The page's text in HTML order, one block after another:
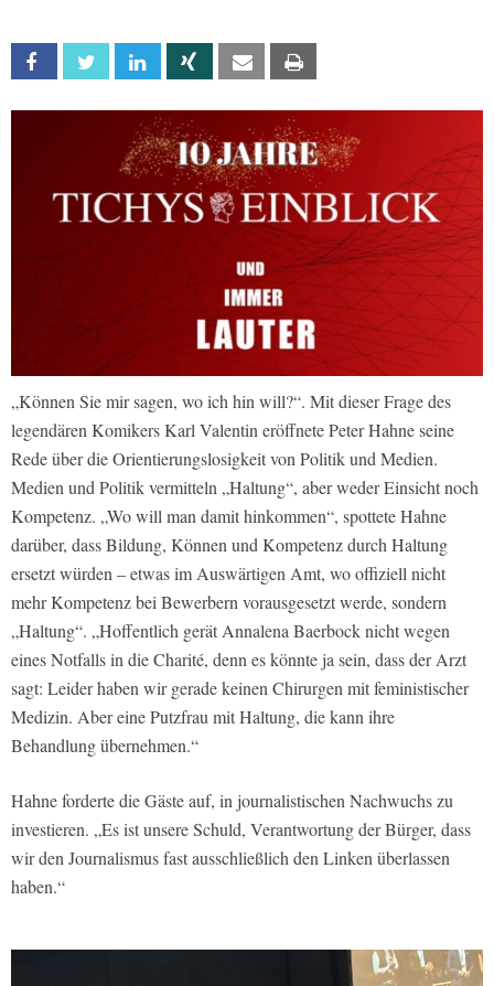
Facebook Twitter Linkedin Xing Email
„Können Sie mir sagen, wo ich hin will?“. Mit dieser Frage des
legendären Komikers Karl Valentin eröffnete Peter Hahne seine
Rede über die Orientierungslosigkeit von Politik und Medien.
Medien und Politik vermitteln „Haltung“, aber weder Einsicht noch
Kompetenz. „Wo will man damit hinkommen“, spottete Hahne
darüber, dass Bildung, Können und Kompetenz durch Haltung
ersetzt würden – etwas im Auswärtigen Amt, wo offiziell nicht
mehr Kompetenz bei Bewerbern vorausgesetzt werde, sondern
„Haltung“. „Hoffentlich gerät Annalena Baerbock nicht wegen
eines Notfalls in die Charité, denn es könnte ja sein, dass der Arzt
sagt: Leider haben wir gerade keinen Chirurgen mit feministischer
Medizin. Aber eine Putzfrau mit Haltung, die kann ihre
Behandlung übernehmen.“
Hahne forderte die Gäste auf, in journalistischen Nachwuchs zu
investieren. „Es ist unsere Schuld, Verantwortung der Bürger, dass
wir den Journalismus fast ausschließlich den Linken überlassen
haben.“